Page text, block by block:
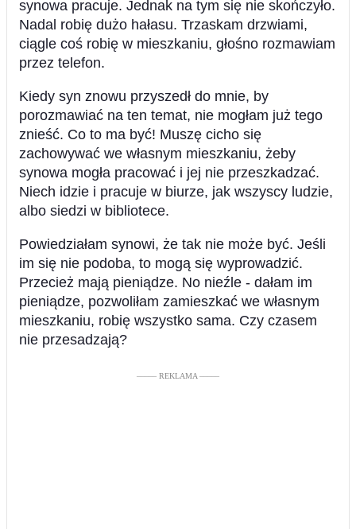
synowa pracuje. Jednak na tym się nie skończyło.
Nadal robię dużo hałasu. Trzaskam drzwiami,
ciągle coś robię w mieszkaniu, głośno rozmawiam
przez telefon.
Kiedy syn znowu przyszedł do mnie, by
porozmawiać na ten temat, nie mogłam już tego
znieść. Co to ma być! Muszę cicho się
zachowywać we własnym mieszkaniu, żeby
synowa mogła pracować i jej nie przeszkadzać.
Niech idzie i pracuje w biurze, jak wszyscy ludzie,
albo siedzi w bibliotece.
Powiedziałam synowi, że tak nie może być. Jeśli
im się nie podoba, to mogą się wyprowadzić.
Przecież mają pieniądze. No nieźle - dałam im
pieniądze, pozwoliłam zamieszkać we własnym
mieszkaniu, robię wszystko sama. Czy czasem
nie przesadzają?
––––– REKLAMA –––––